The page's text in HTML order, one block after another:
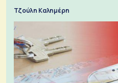
Τζούλη Καλημέρη